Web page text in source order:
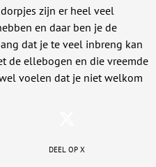
zijn er heel veel
en daar ben je de
dat je te veel inbreng kan
de ellebogen en die vreemde
voelen dat je niet welkom
Deel op X